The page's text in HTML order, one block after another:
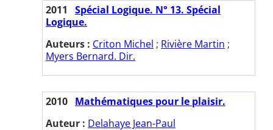
2011
Spécial Logique. N° 13. Spécial
Logique.
Auteurs : Criton Michel ; Rivière Martin ;
Myers Bernard. Dir.
2010 Mathématiques pour le plaisir.
Auteur : Delahaye Jean-Paul